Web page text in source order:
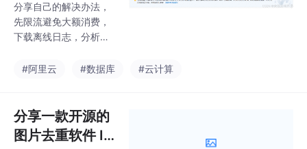
张图片大约需要5分
钟，比手动查找快得
多。处理方式包括移动
文件夹或直接删除。软
修图废片、网店重复
解决方案
分享自己的解决办法，
先限流避免大额消费，
下载离线日志，分析高
启运营报表，自动监控
读取目录里的文件分
析，最后把ip段添加到
黑名单里。第一步：设
#阿里云 #数据库 #云计算
分享一款开源的
图片去重软件 I